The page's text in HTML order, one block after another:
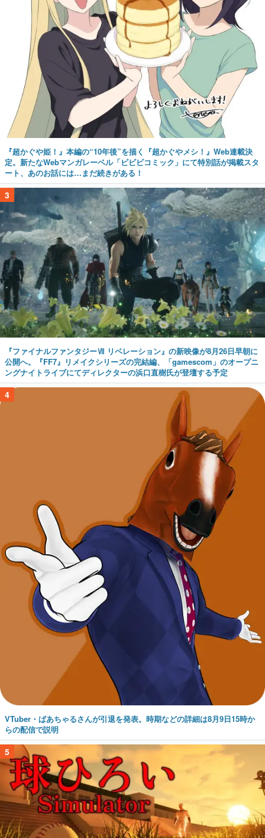
『超かぐや姫！』本編の“10年後”を描く『超かぐやメシ！』Web連載決
定。新たなWebマンガレーベル「ビビビコミック」にて特別話が掲載スタ
ート、あのお話には…まだ続きがある！
3
『ファイナルファンタジーⅦ リベレーション』の新映像が8月26日早朝に
公開へ。『FF7』リメイクシリーズの完結編、「gamescom」のオープニ
ングナイトライブにてディレクターの浜口直樹氏が登壇する予定
4
VTuber・ばあちゃるさんが引退を発表。時期などの詳細は8月9日15時か
らの配信で説明
5